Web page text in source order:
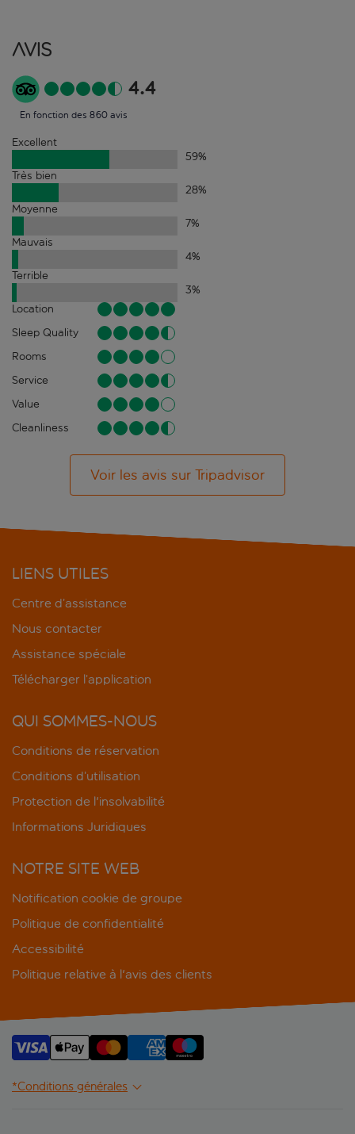
Avis
4.4
En fonction des 860 avis
Excellent
59%
Très bien
28%
Moyenne
7%
Mauvais
4%
Terrible
3%
Location
Sleep Quality
Rooms
Service
Value
Cleanliness
Voir les avis sur Tripadvisor
LIENS UTILES
Centre d’assistance
Nous contacter
Assistance spéciale
Télécharger l’application
QUI SOMMES-NOUS
Conditions de réservation
Conditions d’utilisation
Protection de l'insolvabilité
Informations Juridiques
NOTRE SITE WEB
Notification cookie de groupe
Politique de confidentialité
Accessibilité
Politique relative à l'avis des clients
*Conditions générales